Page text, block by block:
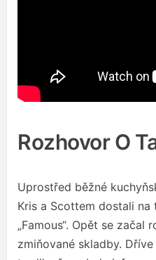
Rozhovor O
Uprostřed běžné
Kris a Scottem dostali na
„Famous“. Opět se začal
zmiňované skladby.